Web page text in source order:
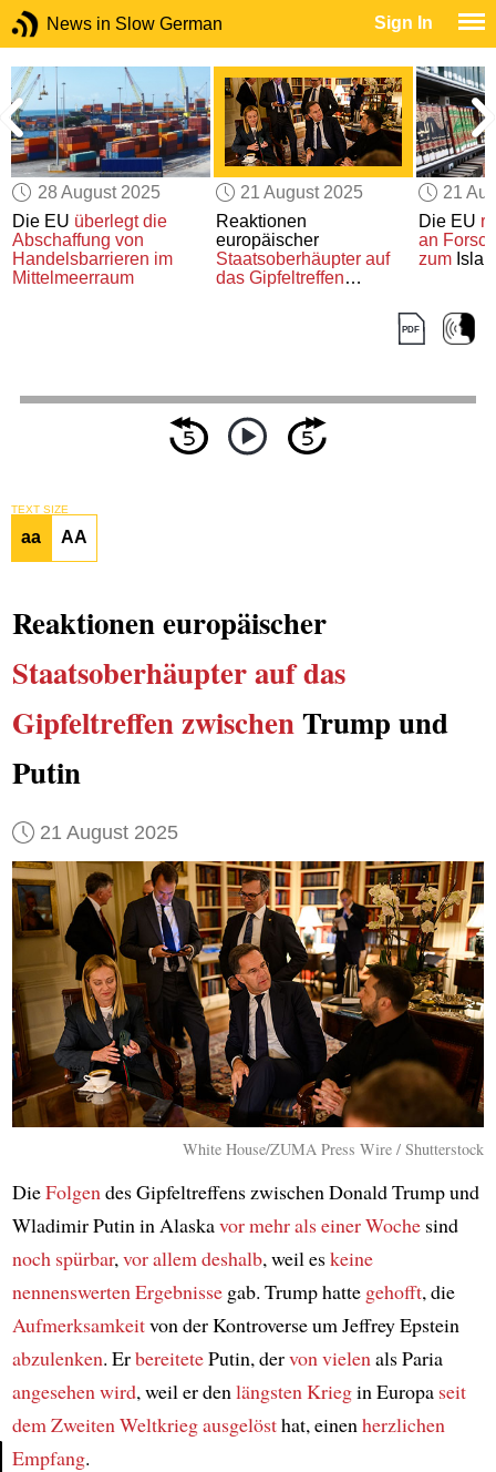
News in Slow German Sign In
28 August 2025
Die EU überlegt die
Abschaffung von
Handelsbarrieren im
Mittelmeerraum
21 August 2025
Reaktionen
europäischer
Staatsoberhäupter auf
das Gipfeltreffen
21
Die EU
an
zum
TEXT SIZE
aa AA
Reaktionen europäischer
Staatsoberhäupterauf das
Gipfeltreffen zwischenTrump und
Putin
21 August 2025
White House/ZUMA Press Wire / Shutterstock
DieFolgen des Gipfeltreffens zwischen Donald Trump und
Wladimir Putin in Alaskavor mehr als einer Wochesind
noch spürbar, vor allem deshalb, weil eskeine
nennenswerten Ergebnissegab. Trump hatte gehofft, die
Aufmerksamkeitvon der Kontroverse um Jeffrey Epstein
abzulenken. ErbereitetePutin, dervon vielen als Paria
angesehen wird, weil er den längsten Kriegin Europa seit
dem Zweiten Weltkriegausgelösthat, einen herzlichen
Empfang.